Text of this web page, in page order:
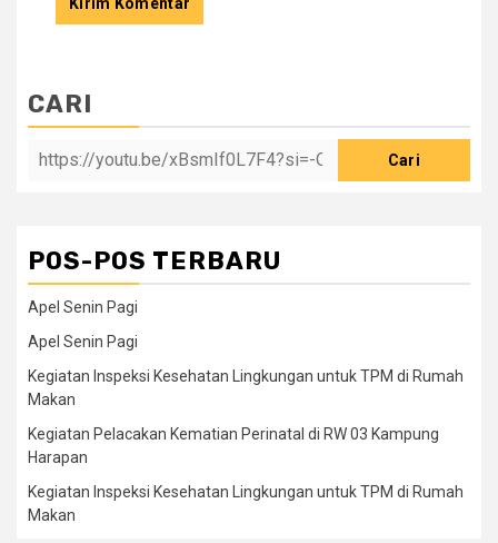
CARI
Cari
POS-POS TERBARU
Apel Senin Pagi
Apel Senin Pagi
Kegiatan Inspeksi Kesehatan Lingkungan untuk TPM di Rumah
Makan
Kegiatan Pelacakan Kematian Perinatal di RW 03 Kampung
Harapan
Kegiatan Inspeksi Kesehatan Lingkungan untuk TPM di Rumah
Makan